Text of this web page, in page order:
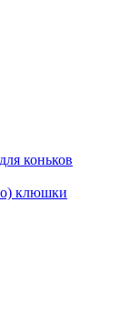
коньков
клюшки